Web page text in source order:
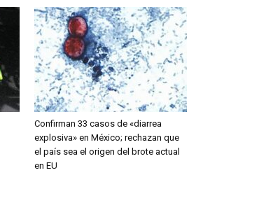
Confirman 33 casos de «diarrea
explosiva» en México; rechazan que
el país sea el origen del brote actual
en EU